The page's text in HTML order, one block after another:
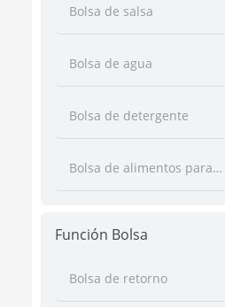
Bolsa de salsa
Bolsa de agua
Bolsa de detergente
Bolsa de alimentos para bebés
Función Bolsa
Bolsa de retorno